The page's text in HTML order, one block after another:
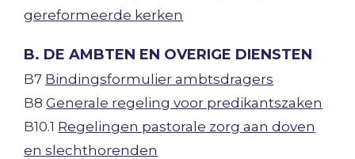
gereformeerde kerken
B. DE AMBTEN EN OVERIGE DIENSTEN
B7 Bindingsformulier ambtsdragers
B8Generale regeling voor predikantszaken
B10.1 Regelingen pastorale zorg aan doven
en slechthorenden